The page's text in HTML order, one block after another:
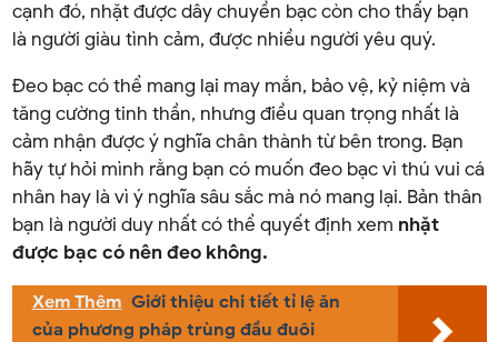
cạnh đó, nhặt được dây chuyền bạc còn cho thấy bạn
là người giàu tình cảm, được nhiều người yêu quý.
Đeo bạc có thể mang lại may mắn, bảo vệ, kỷ niệm và
tăng cường tinh thần, nhưng điều quan trọng nhất là
cảm nhận được ý nghĩa chân thành từ bên trong. Bạn
hãy tự hỏi mình rằng bạn có muốn đeo bạc vì thú vui cá
nhân hay là vì ý nghĩa sâu sắc mà nó mang lại. Bản thân
bạn là người duy nhất có thể quyết định xem nhặt
được bạc có nên đeo không.
Xem Thêm Giới thiệu chi tiết tỉ lệ ăn
của phương pháp trùng đầu đuôi